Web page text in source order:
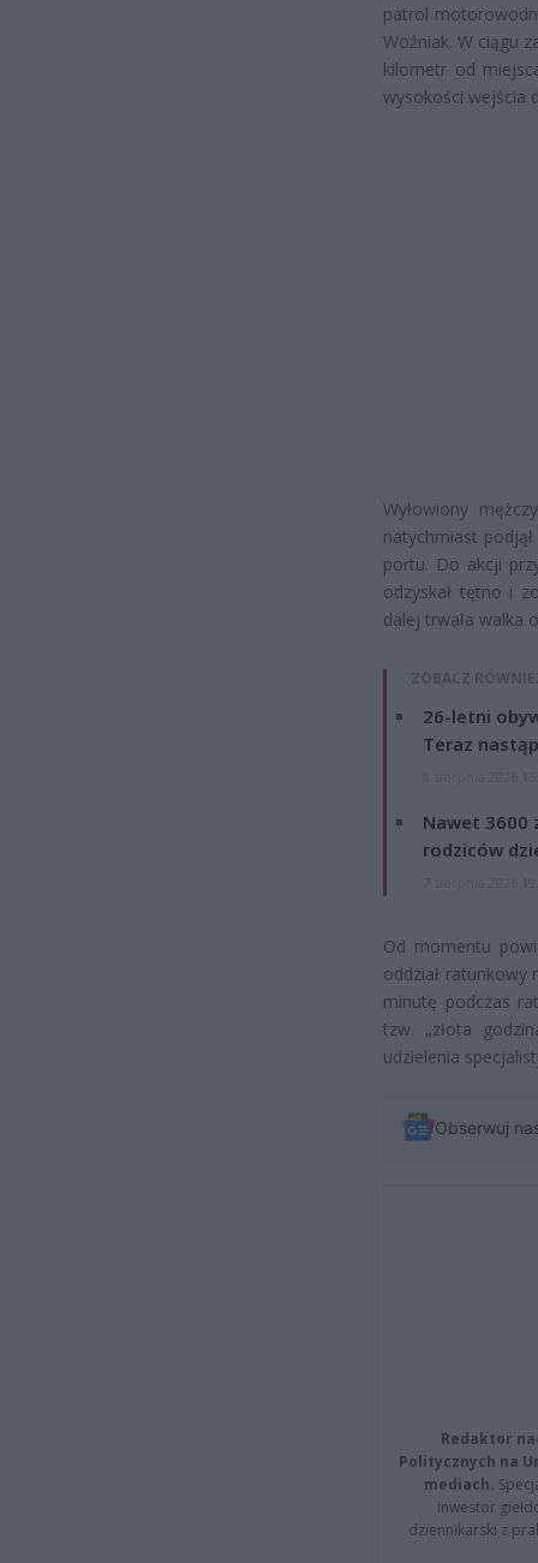
patrol
Woźniak. W ciągu
kilometr od
wysokości wejścia
Wyłowiony
natychmiast
portu. Do akcji
odzyskał tętno i
dalej trwała walka
ZOBACZ
26-letni
Teraz
Nawet 3600
rodziców
Od momentu
oddział ratunkowy
minutę podczas
tzw. „złota
udzielenia
Obserwuj
Redaktor
Politycznych na
mediach.
inwestor
dziennikarski z